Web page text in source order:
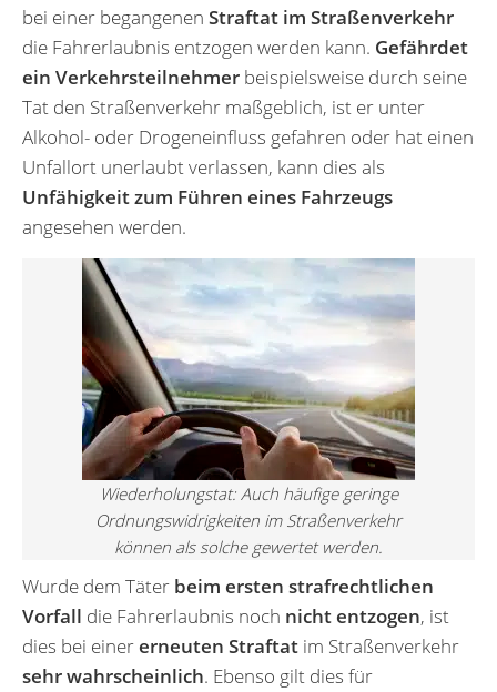
bei einer begangenen Straftat im Straßenverkehr
die Fahrerlaubnis entzogen werden kann. Gefährdet
ein Verkehrsteilnehmer beispielsweise durch seine
Tat den Straßenverkehr maßgeblich, ist er unter
Alkohol- oder Drogeneinfluss gefahren oder hat einen
Unfallort unerlaubt verlassen, kann dies als
Unfähigkeit zum Führen eines Fahrzeugs
angesehen werden.
Wiederholungstat: Auch häufige geringe
Ordnungswidrigkeiten im Straßenverkehr
können als solche gewertet werden.
Wurde dem Täter beim ersten strafrechtlichen
Vorfall die Fahrerlaubnis noch nicht entzogen, ist
dies bei einererneuten Straftat im Straßenverkehr
sehr wahrscheinlich. Ebenso gilt dies für